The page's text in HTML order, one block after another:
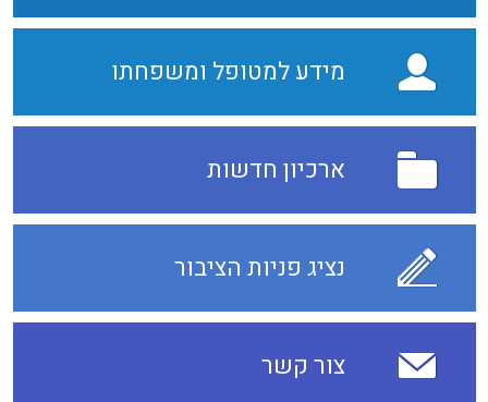
מידע למטופל ומשפחתו
ארכיון חדשות
נציג פניות הציבור
צור קשר